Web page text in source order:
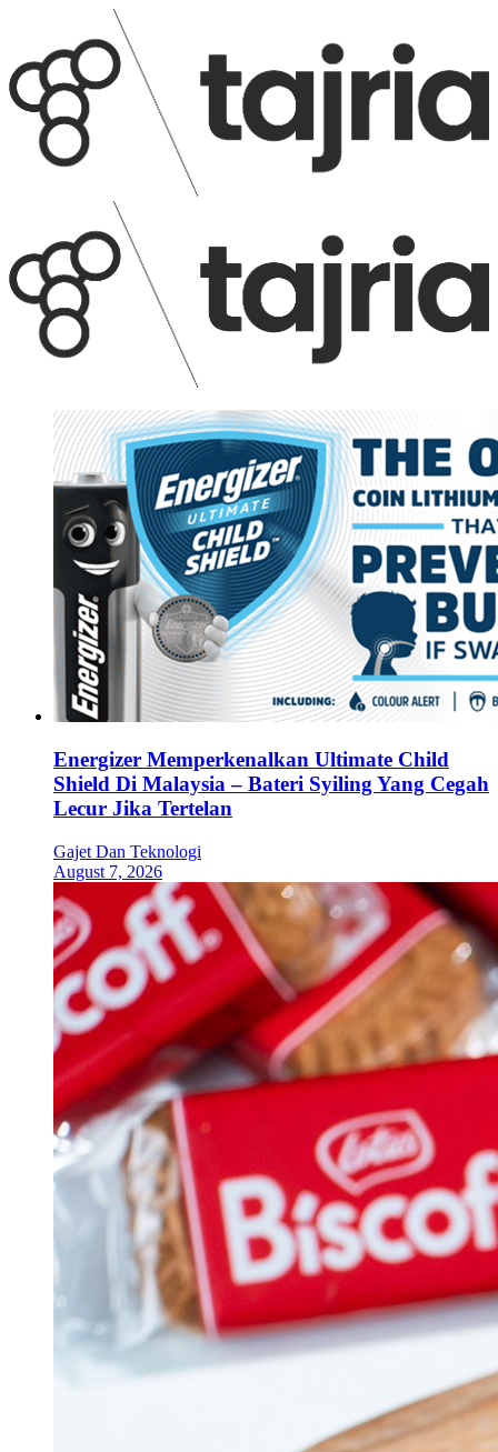
Energizer Memperkenalkan Ultimate Child
Shield Di Malaysia – Bateri Syiling Yang Cegah
Lecur Jika Tertelan
Gajet Dan Teknologi
August 7, 2026